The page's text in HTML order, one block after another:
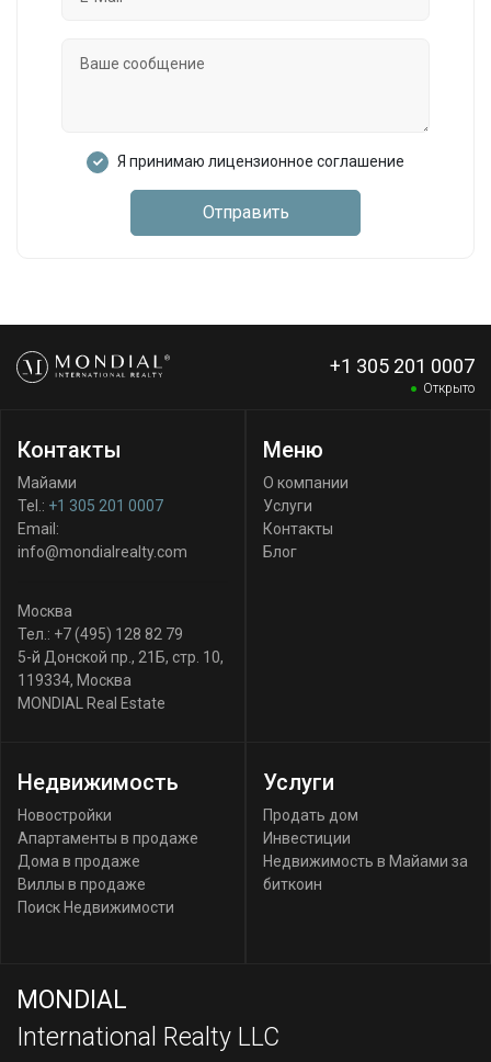
Я принимаю лицензионное соглашение
Отправить
+1 305 201 0007
Открыто
Контакты
Майами
Tel.: +1 305 201 0007
Email:
info@mondialrealty.com
Москва
Тел.: +7 (495) 128 82 79
5-й Донской пр., 21Б, стр. 10,
119334, Москва
MONDIAL Real Estate
Меню
О компании
Услуги
Контакты
Блог
Недвижимость
Новостройки
Апартаменты в продаже
Дома в продаже
Виллы в продаже
Поиск Недвижимости
Услуги
Продать дом
Инвестиции
Недвижимость в Майами за
биткоин
MONDIAL
International Realty LLC